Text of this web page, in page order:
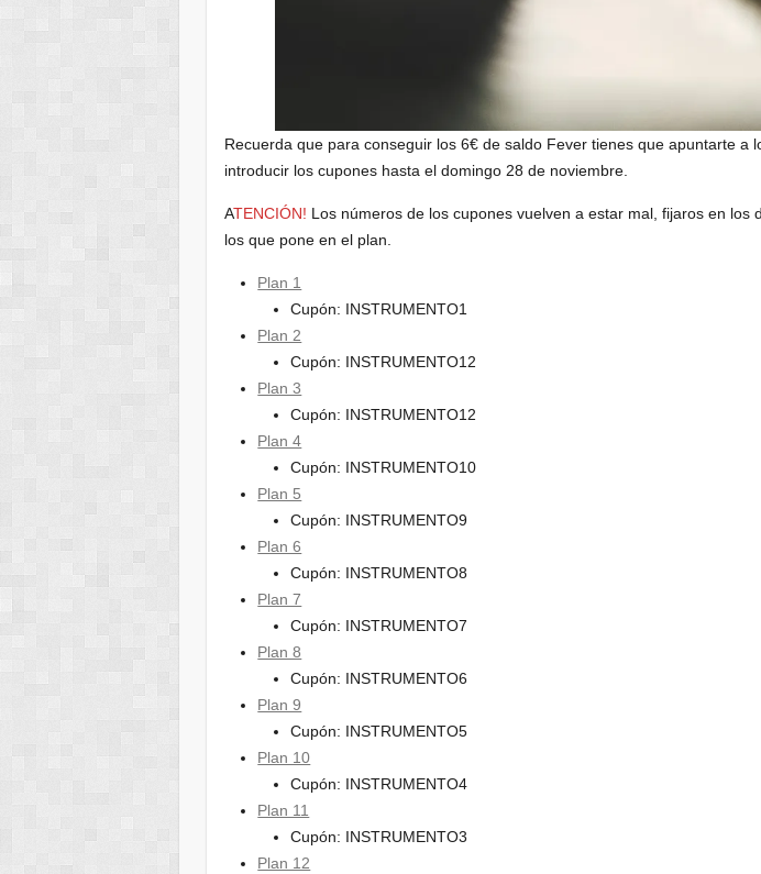
Recuerda que para conseguir los 6€ de saldo Fever tienes que apuntarte a
introducir los cupones hasta el domingo 28 de noviembre.
ATENCIÓN! Los números de los cupones vuelven a estar mal, fijaros en los
los que pone en el plan.
Plan 1
Cupón: INSTRUMENTO1
Plan 2
Cupón: INSTRUMENTO12
Plan 3
Cupón: INSTRUMENTO12
Plan 4
Cupón: INSTRUMENTO10
Plan 5
Cupón: INSTRUMENTO9
Plan 6
Cupón: INSTRUMENTO8
Plan 7
Cupón: INSTRUMENTO7
Plan 8
Cupón: INSTRUMENTO6
Plan 9
Cupón: INSTRUMENTO5
Plan 10
Cupón: INSTRUMENTO4
Plan 11
Cupón: INSTRUMENTO3
Plan 12